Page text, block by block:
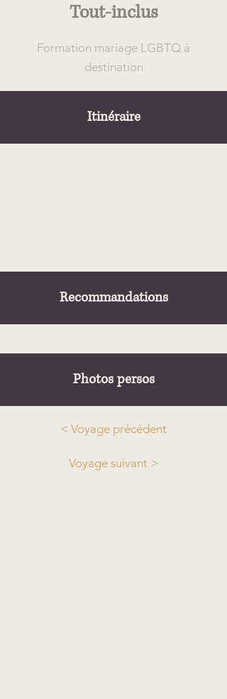
Tout-inclus
Formation mariage LGBTQ à
destination
Itinéraire
Recommandations
Photos persos
< Voyage précédent
Voyage suivant >